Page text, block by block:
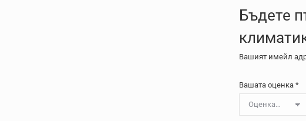
Бъдете
Вашият имейл
Вашата оценка *